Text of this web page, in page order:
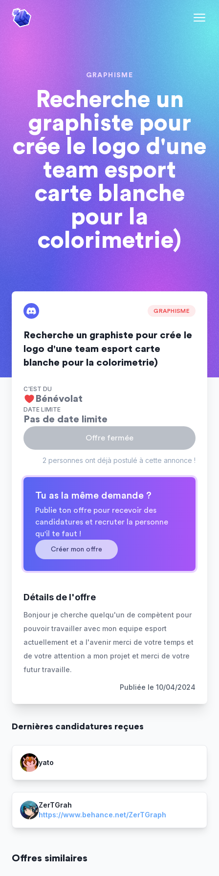
GRAPHISME
Recherche un
graphiste pour
crée le logo d'une
team esport
carte blanche
pour la
colorimetrie)
GRAPHISME
Recherche un graphiste pour crée le
logo d'une team esport carte
blanche pour la colorimetrie)
C'EST DU
Bénévolat
DATE LIMITE
Pas de date limite
Offre fermée
2 personnes ont déjà postulé à cette annonce !
Tu as la même demande ?
Publie ton offre pour recevoir des
candidatures et recruter la personne
qu'il te faut !
Créer mon offre
Détails de l'offre
Bonjour je cherche quelqu'un de compètent pour
pouvoir travailler avec mon equipe esport
actuellement et a l'avenir merci de votre temps et
de votre attention a mon projet et merci de votre
futur travaille.
Publiée le 10/04/2024
Dernières candidatures reçues
yato
ZerTGrah
https://www.behance.net/ZerTGraph
Offres similaires